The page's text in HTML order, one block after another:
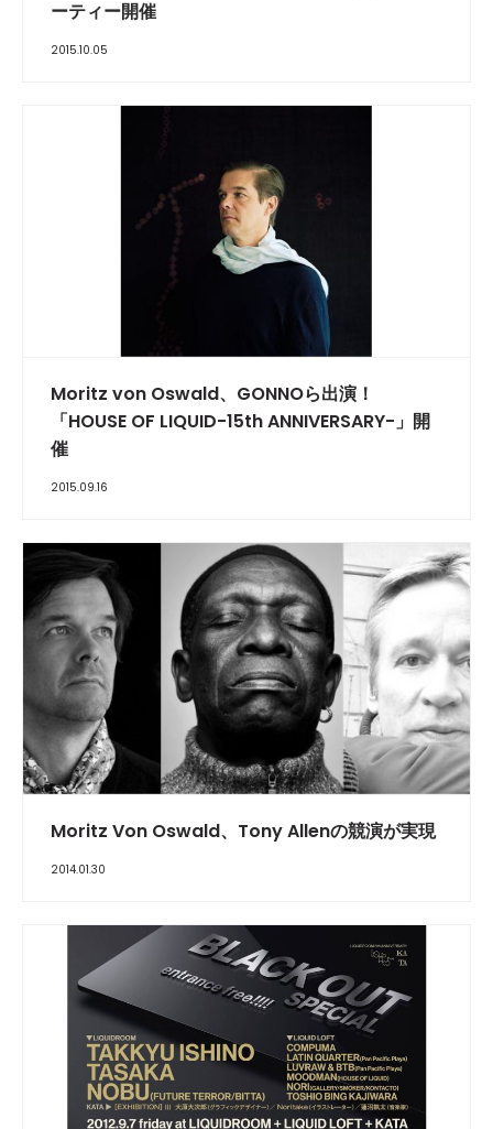
ーティー開催
2015.10.05
Moritz von Oswald、GONNOら出演！
「HOUSE OF LIQUID-15th ANNIVERSARY-」開
催
2015.09.16
Moritz Von Oswald、Tony Allenの競演が実現
2014.01.30